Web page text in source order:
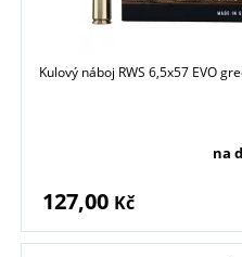
Kulový náboj RWS 6,5x57 EVO
na
127,00 Kč